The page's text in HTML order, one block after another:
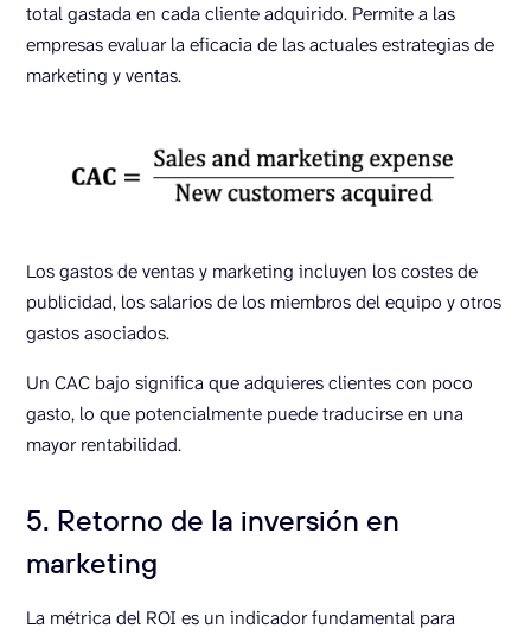
total gastada en cada cliente adquirido. Permite a las
empresas evaluar la eficacia de las actuales estrategias de
marketing y ventas.
Los gastos de ventas y marketing incluyen los costes de
publicidad, los salarios de los miembros del equipo y otros
gastos asociados.
Un CAC bajo significa que adquieres clientes con poco
gasto, lo que potencialmente puede traducirse en una
mayor rentabilidad.
5. Retorno de la inversión en
marketing
La métrica del ROI es un indicador fundamental para